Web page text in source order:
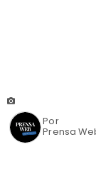
Prensa
Por